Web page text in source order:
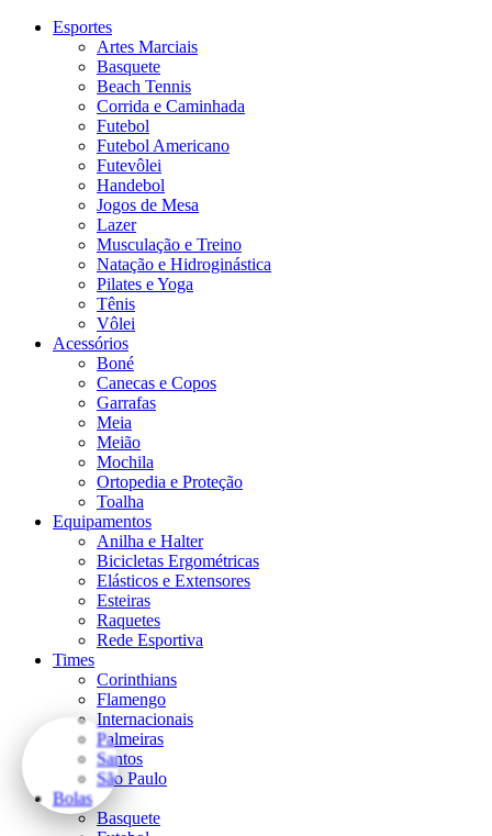
Esportes
Artes Marciais
Basquete
Beach Tennis
Corrida e Caminhada
Futebol
Futebol Americano
Futevôlei
Handebol
Jogos de Mesa
Lazer
Musculação e Treino
Natação e Hidroginástica
Pilates e Yoga
Tênis
Vôlei
Acessórios
Boné
Canecas e Copos
Garrafas
Meia
Meião
Mochila
Ortopedia e Proteção
Toalha
Equipamentos
Anilha e Halter
Bicicletas Ergométricas
Elásticos e Extensores
Esteiras
Raquetes
Rede Esportiva
Times
Corinthians
Flamengo
Internacionais
Palmeiras
Santos
São Paulo
Bolas
Basquete